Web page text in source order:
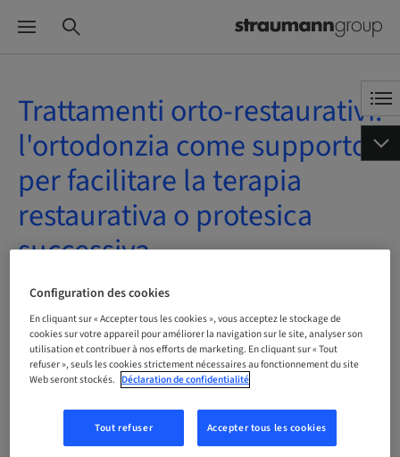
Trattamenti orto-restaurativi:
l'ortodonzia come supporto
per facilitare la terapia
restaurativa o protesica
successiva
Sur demande | Online
Statut
Réservation possible
Configuration des cookies
En cliquant sur « Accepter tous les cookies », vous acceptez le stockage de
cookies sur votre appareil pour améliorer la navigation sur le site, analyser son
utilisation et contribuer à nos efforts de marketing. En cliquant sur « Tout
refuser », seuls les cookies strictement nécessaires au fonctionnement du site
Web seront stockés. Déclaration de confidentialité
Tout refuser Accepter tous les cookies